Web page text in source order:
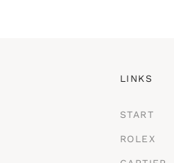
LINKS
START
ROLEX